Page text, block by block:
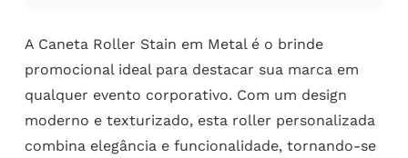
A Caneta Roller Stain em Metal é o brinde
promocional ideal para destacar sua marca em
qualquer evento corporativo. Com um design
moderno e texturizado, esta roller personalizada
combina elegância e funcionalidade, tornando-se